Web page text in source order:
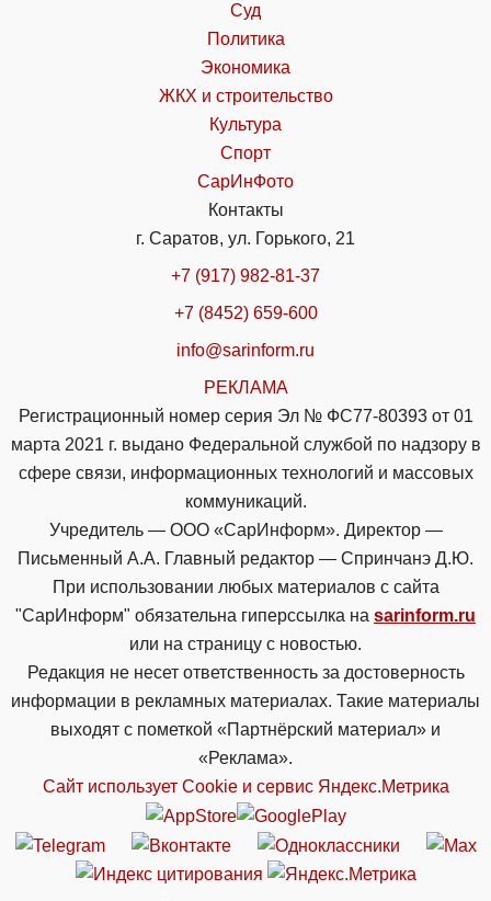
Суд
Политика
Экономика
ЖКХ и строительство
Культура
Спорт
СарИнФото
Контакты
г. Саратов, ул. Горького, 21
+7 (917) 982-81-37
+7 (8452) 659-600
info@sarinform.ru
РЕКЛАМА
Регистрационный номер серия Эл № ФС77-80393 от 01
марта 2021 г. выдано Федеральной службой по надзору в
сфере связи, информационных технологий и массовых
коммуникаций.
Учредитель — ООО «СарИнформ». Директор —
Письменный А.А. Главный редактор — Спринчанэ Д.Ю.
При использовании любых материалов с сайта
"СарИнформ" обязательна гиперссылка на sarinform.ru
или на страницу с новостью.
Редакция не несет ответственность за достоверность
информации в рекламных материалах. Такие материалы
выходят с пометкой «Партнёрский материал» и
«Реклама».
Сайт использует Cookie и сервиc Яндекс.Метрика